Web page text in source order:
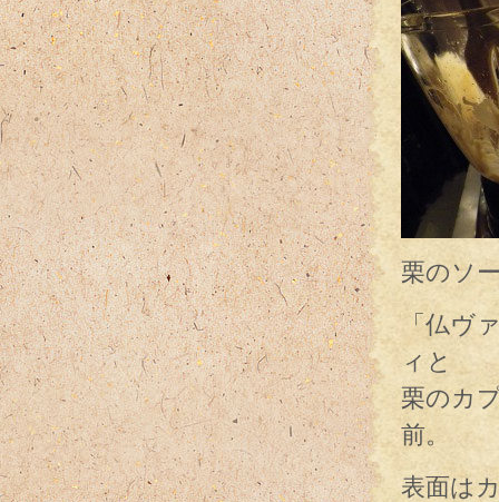
栗のソ
「仏ヴ
ィと
栗のカ
前。
表面は